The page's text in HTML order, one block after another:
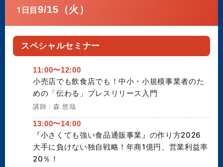
1日目9/15（火）
スペシャルセミナー
11:00〜12:00
小売店でも飲食店でも！中小・小規模事業者のた
めの「伝わる」プレスリリース入門
講師：森 悠哉
13:00〜14:00
『小さくても強い食品通販事業』の作り方2026
大手に負けない独自戦略！年商1億円、営業利益率
20％！